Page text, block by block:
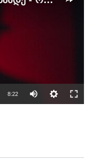
available
8:22